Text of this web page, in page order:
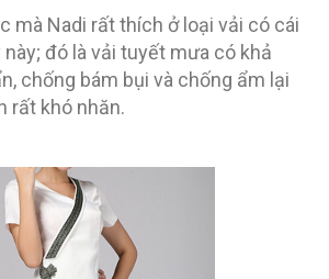
mà Nadi rất thích ở loại vải có cái
đó là vải tuyết mưa có khả
chống bám bụi và chống ẩm lại
rất khó nhăn.